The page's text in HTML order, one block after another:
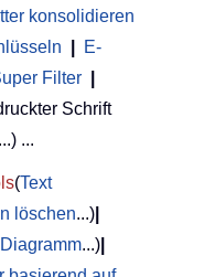
konsolidieren
E-
Filter
Schrift
...
(Text
löschen...)
...)